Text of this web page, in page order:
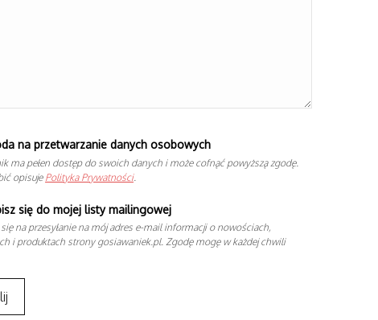
na przetwarzanie danych osobowych
ma pełen dostęp do swoich danych i może cofnąć powyższą zgodę.
opisujePolityka Prywatności.
się do mojej listy mailingowej
na przesyłanie na mój adres e-mail informacji o nowościach,
i produktach strony gosiawaniek.pl. Zgodę mogę w każdej chwili